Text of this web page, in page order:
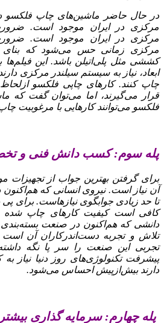
در حال حاضر ماشین‌های چاپ فلکسو
مرکزی در ایران موجود است.
مرکزی در ایران موجود است.
مرکزی زمانی حس می‌شود که بنای
کششی مثل پلی‌اتیلن باشد. این فیلم‌ها
ابعاد، نیاز به سیستم سیلندر مرکزی
چاپ کنند. کارهای چاپی فلکسو
قرار می‌گیرند، اما می‌توان گفت که
فلکسو می‌توانند کارهایی با مرغوبیت چاپ
پله سوم: کسب دانش فنی و
برای گرفتن بهترین جواب از تجهیزات
آن نیاز است. نیروی انسانی که
تا حد زیادی جوابگوی نیازهاست. برای پی
کافی است کیفیت کارهای چاپ‌ شده
دانشی که هم‌اکنون در صنعت
تلاش و تجربه دست‌اندرکاران آن است
تجربی این صنعت را سر پا نگه
پیشرفت تکنولوژی‌های روز دنیا نیاز
دارند بیش‌ازپیش احساس می‌شود.
پله چهارم: سرمایه‌ گذاری